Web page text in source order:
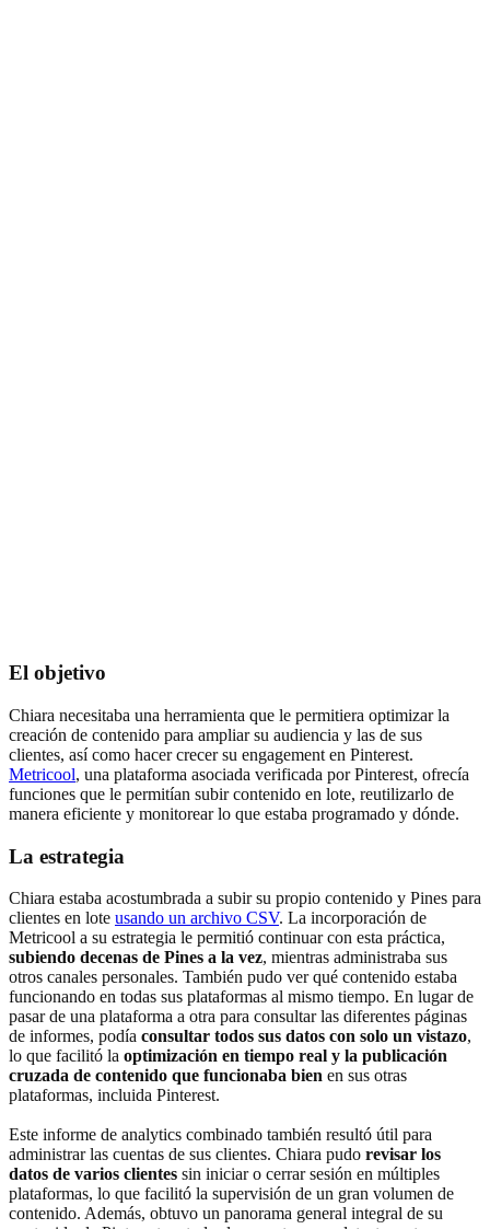
El objetivo
Chiara necesitaba una herramienta que le permitiera optimizar la
creación de contenido para ampliar su audiencia y las de sus
clientes, así como hacer crecer su engagement en Pinterest.
Metricool, una plataforma asociada verificada por Pinterest, ofrecía
funciones que le permitían subir contenido en lote, reutilizarlo de
manera eficiente y monitorear lo que estaba programado y dónde.
La estrategia
Chiara estaba acostumbrada a subir su propio contenido y Pines para
clientes en lote usando un archivo CSV. La incorporación de
Metricool a su estrategia le permitió continuar con esta práctica,
subiendo decenas de Pines a la vez, mientras administraba sus
otros canales personales. También pudo ver qué contenido estaba
funcionando en todas sus plataformas al mismo tiempo. En lugar de
pasar de una plataforma a otra para consultar las diferentes páginas
de informes, podía consultar todos sus datos con solo un vistazo,
lo que facilitó la optimización en tiempo real y la publicación
cruzada de contenido que funcionaba bien en sus otras
plataformas, incluida Pinterest.
Este informe de analytics combinado también resultó útil para
administrar las cuentas de sus clientes. Chiara pudo revisar los
datos de varios clientes sin iniciar o cerrar sesión en múltiples
plataformas, lo que facilitó la supervisión de un gran volumen de
contenido. Además, obtuvo un panorama general integral de su